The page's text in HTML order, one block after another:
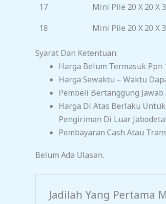
17
Mini Pile 20 X 20 X
18
Mini Pile 20 X 20 X
Syarat Dan Ketentuan:
Harga Belum Termasuk Ppn
Harga Sewaktu – Waktu
Pembeli Bertanggung
Harga Di Atas Berlaku
Pengiriman Di Luar
Pembayaran Cash Atau
Belum Ada Ulasan.
Jadilah Yang Pertama